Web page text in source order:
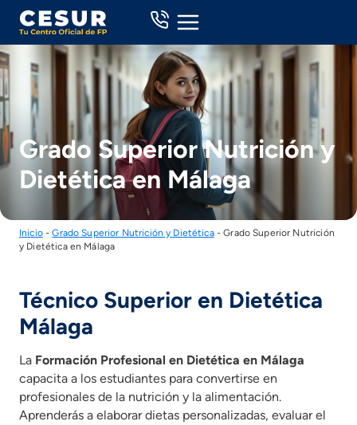
Skip
content
Grado Superior Nutrición y
Dietética en Málaga
Inicio-Grado Superior Nutrición y Dietética-Grado Superior Nutrición
y Dietética en Málaga
Técnico Superior en Dietética
Málaga
La Formación Profesional en Dietética en Málaga
capacita a los estudiantes para convertirse en
profesionales de la nutrición y la alimentación.
Aprenderás a elaborar dietas personalizadas, evaluar el